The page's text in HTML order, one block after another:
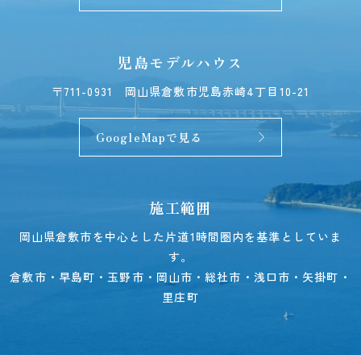
児島モデルハウス
〒711-0931 岡山県倉敷市児島赤崎4丁目10-21
GoogleMapで見る
施工範囲
岡山県倉敷市を中心とした片道1時間圏内を基準としていま
す。
倉敷市・早島町・玉野市・岡山市・総社市・浅口市・矢掛町・
里庄町